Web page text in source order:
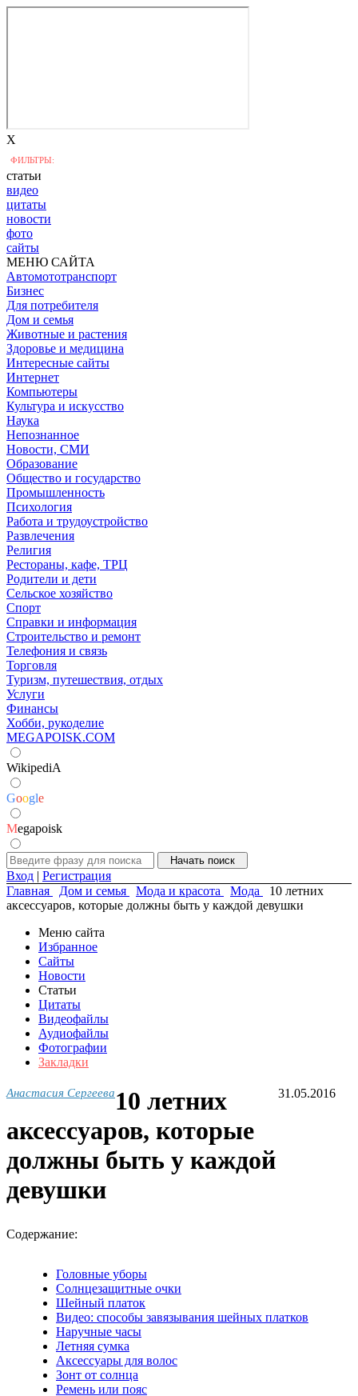
X
ФИЛЬТРЫ:
статьи
видео
цитаты
новости
фото
сайты
МЕНЮ САЙТА
Автомототранспорт
Бизнес
Для потребителя
Дом и семья
Животные и растения
Здоровье и медицина
Интересные сайты
Интернет
Компьютеры
Культура и искусство
Наука
Непознанное
Новости, СМИ
Образование
Общество и государство
Промышленность
Психология
Работа и трудоустройство
Развлечения
Религия
Рестораны, кафе, ТРЦ
Родители и дети
Сельское хозяйство
Спорт
Справки и информация
Строительство и ремонт
Телефония и связь
Торговля
Туризм, путешествия, отдых
Услуги
Финансы
Хобби, рукоделие
MEGAPOISK.COM
WikipediA
Google
Megapoisk
Вход | Регистрация
Главная
Дом и семья Мода и красота Мода
10 летних
аксессуаров, которые должны быть у каждой девушки
Меню сайта
Избранное
Сайты
Новости
Статьи
Цитаты
Видеофайлы
Аудиофайлы
Фотографии
Закладки
Анастасия Сергеева 31.05.2016
10 летних
аксессуаров, которые
должны быть у каждой
девушки
Содержание:
Головные уборы
Солнцезащитные очки
Шейный платок
Видео: способы завязывания шейных платков
Наручные часы
Летняя сумка
Аксессуары для волос
Зонт от солнца
Ремень или пояс